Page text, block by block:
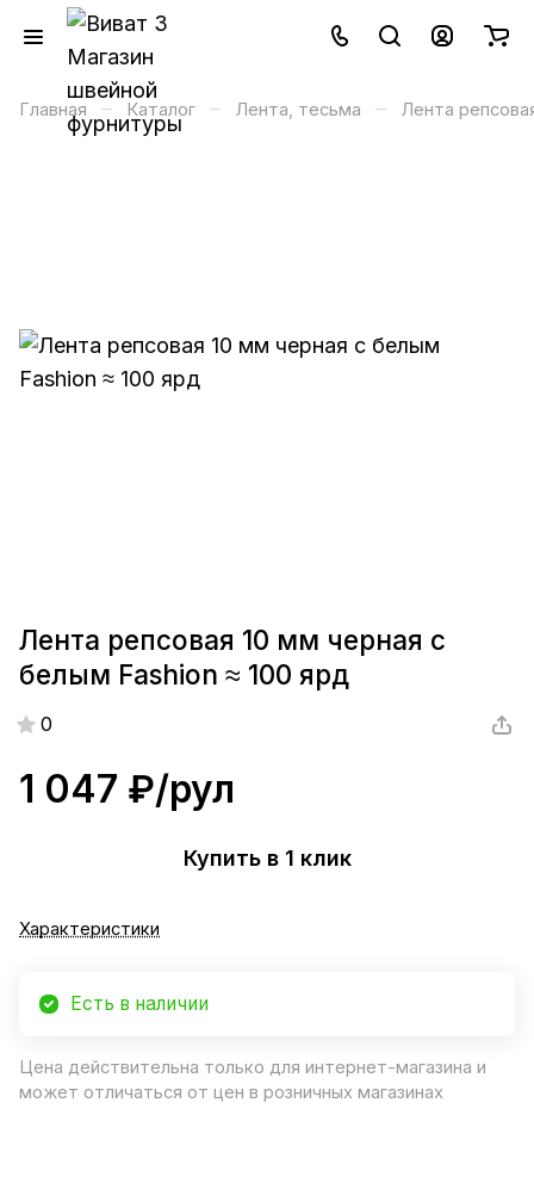
Главная – Каталог – Лента, тесьма – Лента
Лента репсовая 10 мм черная с
белым Fashion ≈ 100 ярд
0
1 047 ₽/рул
Купить в 1 клик
Характеристики
Есть в наличии
Цена действительна только для интернет-магазина и
может отличаться от цен в розничных магазинах